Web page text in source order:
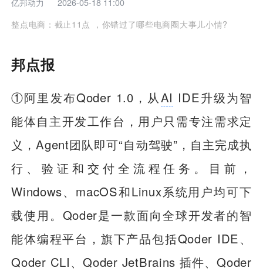
整点电商：截止11点 ，你错过了哪些电商圈大事儿小情?
邦点报
①阿里发布Qoder 1.0，从AI IDE升级为智
能体自主开发工作台，用户只需专注需求定
义，Agent团队即可“自动驾驶”，自主完成执
行、验证和交付全流程任务。目前，
Windows、macOS和Linux系统用户均可下
载使用。Qoder是一款面向全球开发者的智
能体编程平台，旗下产品包括Qoder IDE、
Qoder CLI、Qoder JetBrains 插件、Qoder